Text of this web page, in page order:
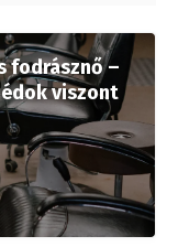
fodrásznő –
viszont